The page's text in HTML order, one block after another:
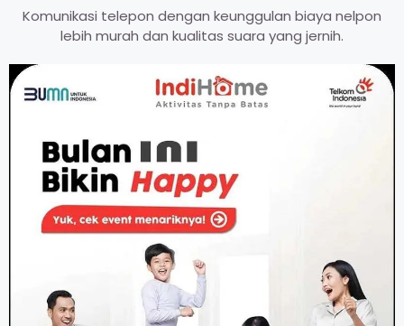
Komunikasi telepon dengan keunggulan biaya nelpon
lebih murah dan kualitas suara yang jernih.